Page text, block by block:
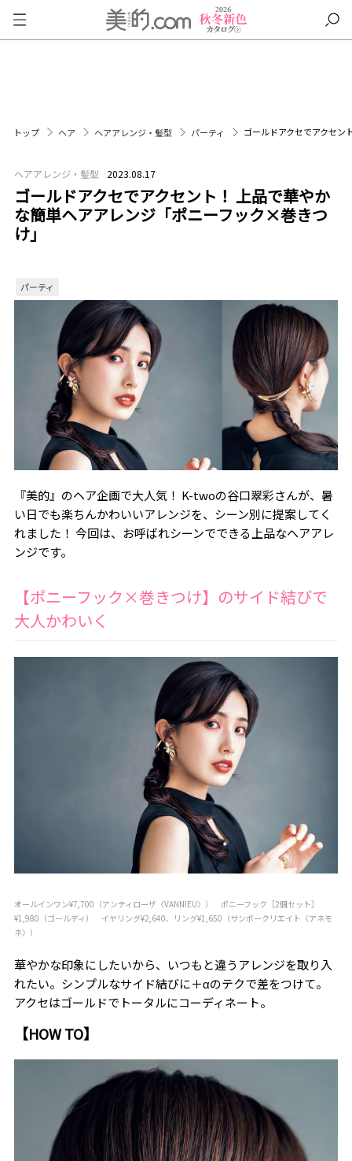
トップ ヘア ヘアアレンジ・髪型 パーティ ゴールドアクセでアクセ
ヘアアレンジ・髪型 2023.08.17
ゴールドアクセでアクセント！ 上品で華やか
な簡単ヘアアレンジ「ポニーフック×巻きつ
け」
パーティ
『美的』のヘア企画で大人気！ K-twoの谷口翠彩さんが、暑
い日でも楽ちんかわいいアレンジを、シーン別に提案してく
れました！ 今回は、お呼ばれシーンでできる上品なヘアアレ
ンジです。
【ポニーフック×巻きつけ】のサイド結びで
大人かわいく
オールインワン¥7,700（アンティローザ〈VANNIEU〉） ポニーフック［2個セット］
¥1,980（ゴールディ） イヤリング¥2,640、リング¥1,650（サンポークリエイト〈アネモ
ネ〉）
華やかな印象にしたいから、いつもと違うアレンジを取り入
れたい。シンプルなサイド結びに＋αのテクで差をつけて。
アクセはゴールドでトータルにコーディネート。
【HOW TO】